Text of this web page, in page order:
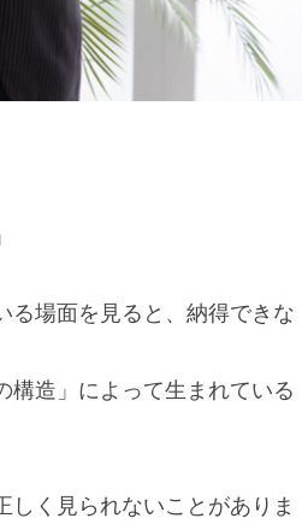
る場面を見ると、納得できな
構造」によって生まれている
く見られないことがありま